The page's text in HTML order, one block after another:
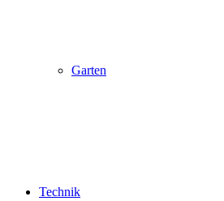
Garten
Technik